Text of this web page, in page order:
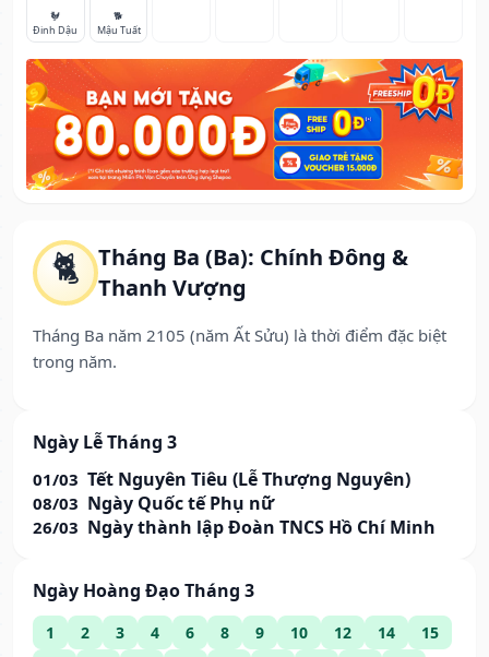
🐈
Tháng Ba (Ba): Chính Đông &
Thanh Vượng
Tháng Ba năm 2105 (năm Ất Sửu) là thời điểm đặc biệt
trong năm.
Ngày Lễ Tháng 3
01/03 Tết Nguyên Tiêu (Lễ Thượng Nguyên)
08/03 Ngày Quốc tế Phụ nữ
26/03 Ngày thành lập Đoàn TNCS Hồ Chí Minh
Ngày Hoàng Đạo Tháng 3
1 2 3 4 6 8 9 10 12 14
15
🐓
Đinh Dậu
🐕
Mậu Tuất